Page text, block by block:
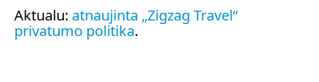
Aktualu: atnaujinta „Zigzag Travel“
privatumo politika.